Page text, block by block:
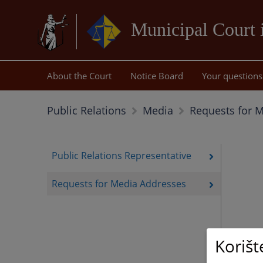
Municipal Court
About the Court Notice Board Your questions
Public Relations Media Requests for
Public Relations Representative
Requests for Media Addresses